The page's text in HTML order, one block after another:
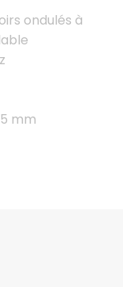
ondulés à
mm